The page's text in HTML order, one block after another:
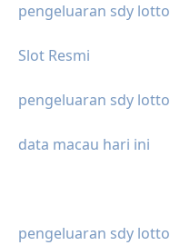
pengeluaran sdy lotto
Slot Resmi
pengeluaran sdy lotto
data macau hari ini
pengeluaran sdy lotto